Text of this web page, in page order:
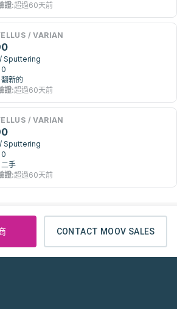
證:超過60天前
/ VARIAN
Sputtering
0
翻新的
證:超過60天前
/ VARIAN
Sputtering
0
二手
證:超過60天前
CONTACT MOOV SALES